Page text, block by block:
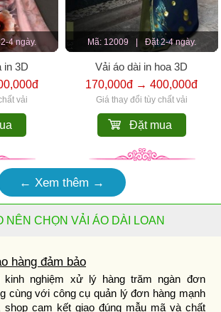
4 ngày.
in 3D
vải
Mã: 12009 Đặt 2-4 ngày.
Vải áo dài in hoa 3D
170,000đ → 400,000đ
Giá thay đổi tùy chất vải
Đặt mua
← Xem thêm →
NÊN CHỌN VẢI ÁO DÀI LOAN
hàng đảm bảo
kinh nghiệm xử lý hàng trăm ngàn đơn
cùng với công cụ quản lý đơn hàng mạnh
shop cam kết giao đúng mẫu mã và chất